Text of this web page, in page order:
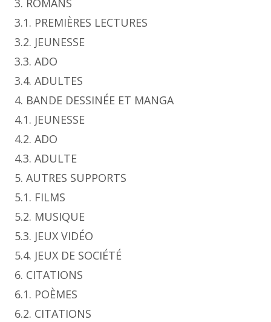
3. ROMANS
3.1. PREMIÈRES LECTURES
3.2. JEUNESSE
3.3. ADO
3.4. ADULTES
4. BANDE DESSINÉE ET MANGA
4.1. JEUNESSE
4.2. ADO
4.3. ADULTE
5. AUTRES SUPPORTS
5.1. FILMS
5.2. MUSIQUE
5.3. JEUX VIDÉO
5.4. JEUX DE SOCIÉTÉ
6. CITATIONS
6.1. POÈMES
6.2. CITATIONS